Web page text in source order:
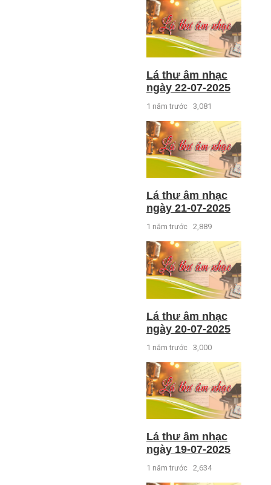
Lá thư âm nhạc
ngày 22-07-2025
1 năm trước 3,081
Lá thư âm nhạc
ngày 21-07-2025
1 năm trước 2,889
Lá thư âm nhạc
ngày 20-07-2025
1 năm trước 3,000
Lá thư âm nhạc
ngày 19-07-2025
1 năm trước 2,634